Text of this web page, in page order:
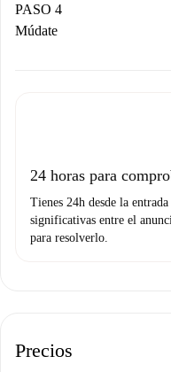
contacto con el
Si es rechazada: No
Prueba de
PASO 4
Múdate
no nos comunicas
24 horas para
Tienes 24h desde la
significativas entre el
para resolverlo.
Precios